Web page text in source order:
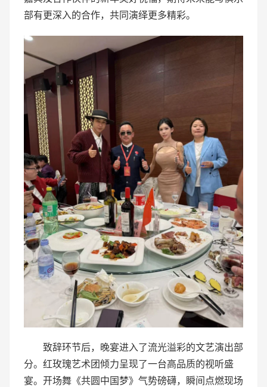
部有更深入的合作，共同演绎更多精彩。
致辞环节后，晚宴进入了流光溢彩的文艺演出部
分。红玫瑰艺术团倾力呈现了一台高品质的视听盛
宴。开场舞《共圆中国梦》气势磅礴，瞬间点燃现场